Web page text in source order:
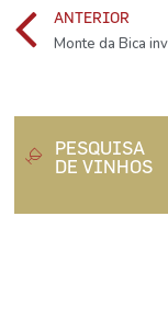
ANTERIOR
PESQUISA
DE VINHOS